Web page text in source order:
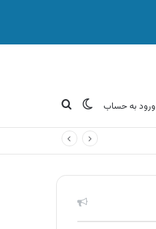
ورود به حساب تغییر پوسته
جستجو برای